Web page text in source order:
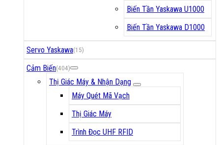
Biến Tần Yaskawa U1000
Biến Tần Yaskawa D1000
Servo Yaskawa(15)
Cảm Biến(404)
Thị Giác Máy & Nhận Dạng
Máy Quét Mã Vạch
Thị Giác Máy
Trình Đọc UHF RFID